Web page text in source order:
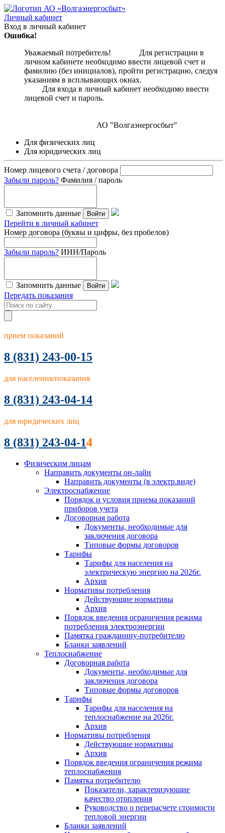
Личный кабинет
Вход в личный кабинет
Ошибка!
Уважаемый потребитель! Для регистрации в
личном кабинете необходимо ввести лицевой счет и
фамилию (без инициалов), пройти регистрацию, следуя
указаниям в всплывающих окнах.
Для входа в личный кабинет необходимо ввести
лицевой счет и пароль.
АО "Волгаэнергосбыт"
Для физических лиц
Для юридических лиц
Номер лицевого счета / договора
Забыли пароль? Фамилия / пароль
Запомнить данные Войти
Перейти в личный кабинет
Номер договора (буквы и цифры, без пробелов)
Забыли пароль? ИНН/Пароль
Запомнить данные Войти
Передать показания
прием показаний
8 (831) 243-00-15
для населения/показания
8 (831) 243-04-14
для юридических лиц
8 (831) 243-04-14
Физическим лицам
Направить документы он-лайн
Направить документы (в электр.виде)
Электроснабжение
Порядок и условия приема показаний
приборов учета
Договорная работа
Документы, необходимые для
заключения договора
Типовые формы договоров
Тарифы
Тарифы для населения на
электрическую энергию на 2026г.
Архив
Нормативы потребления
Действующие нормативы
Архив
Порядок введения ограничения режима
потребления электроэнергии
Памятка гражданину-потребителю
Бланки заявлений
Теплоснабжение
Договорная работа
Документы, необходимые для
заключения договора
Типовые формы договоров
Тарифы
Тарифы для населения на
теплоснабжение на 2026г.
Архив
Нормативы потребления
Действующие нормативы
Архив
Порядок введения ограничения режима
теплоснабжения
Памятка потребителю
Показатели, характеризующие
качество отопления
Руководство о перерасчете стоимости
тепловой энергии
Бланки заявлений